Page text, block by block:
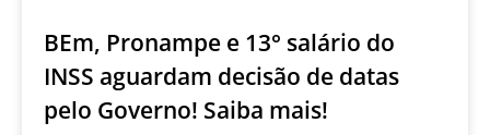
BEm, Pronampe e 13° salário do
INSS aguardam decisão de datas
pelo Governo! Saiba mais!